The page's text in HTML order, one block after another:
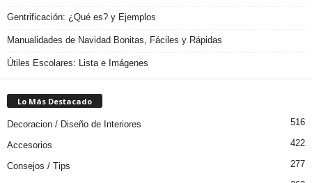
Gentrificación: ¿Qué es? y Ejemplos
Manualidades de Navidad Bonitas, Fáciles y Rápidas
Útiles Escolares: Lista e Imágenes
Lo Más Destacado
Decoracion / Diseño de Interiores 516
Accesorios 422
Consejos / Tips 277